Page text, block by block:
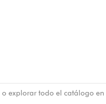
o explorar todo el catálogo en